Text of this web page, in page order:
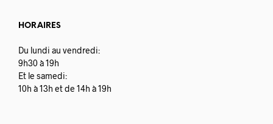
HORAIRES
Du lundi au vendredi:
9h30 à 19h
Et le samedi:
10h à 13h et de 14h à 19h